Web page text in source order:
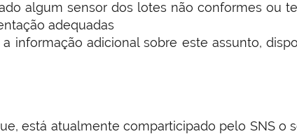
algum sensor dos lotes não conformes ou
adequadas
informação adicional sobre este assunto,
está atualmente comparticipado pelo SNS o